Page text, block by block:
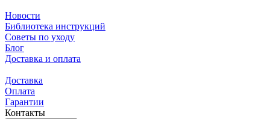
Новости
Библиотека инструкций
Советы по уходу
Блог
Доставка и оплата
Доставка
Оплата
Гарантии
Контакты